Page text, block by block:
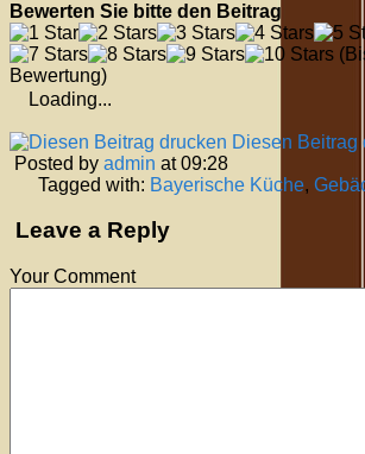
Bewerten Sie bitte den Beitrag
Bewertung)
Loading...
Diesen Beitrag
Posted by admin at 09:28
Tagged with: Bayerische Küche,
Leave a Reply
Your Comment